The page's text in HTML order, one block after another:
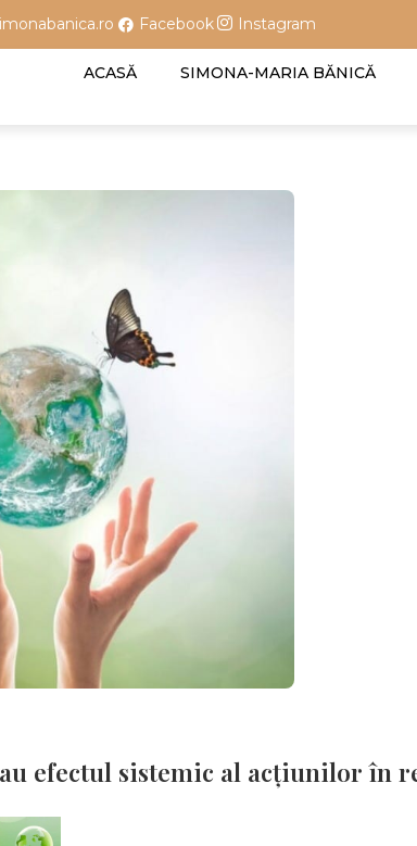
Facebook Instagram
ACASĂ SIMONA-MARIA BĂNICĂ
efectul sistemic al acțiunilor în